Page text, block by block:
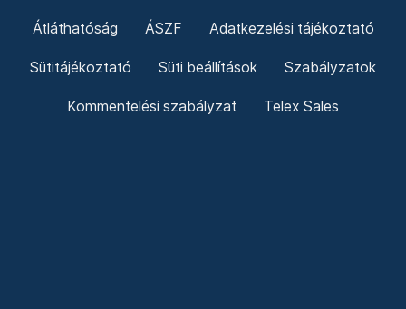
Átláthatóság ÁSZF Adatkezelési tájékoztató
Sütitájékoztató Süti beállítások Szabályzatok
Kommentelési szabályzat Telex Sales